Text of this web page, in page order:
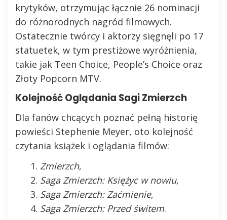
krytyków, otrzymując łącznie 26 nominacji
do różnorodnych nagród filmowych.
Ostatecznie twórcy i aktorzy sięgnęli po 17
statuetek, w tym prestiżowe wyróżnienia,
takie jak Teen Choice, People’s Choice oraz
Złoty Popcorn MTV.
Kolejność Oglądania Sagi Zmierzch
Dla fanów chcących poznać pełną historię
powieści Stephenie Meyer, oto kolejność
czytania książek i oglądania filmów:
Zmierzch,
Saga Zmierzch: Księżyc w nowiu,
Saga Zmierzch: Zaćmienie,
Saga Zmierzch: Przed świtem.